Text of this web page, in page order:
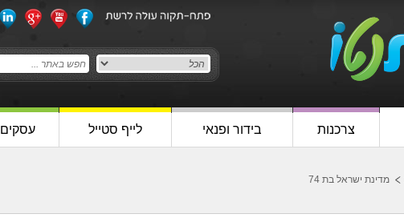
צרכנות בידור ופנאי לייף סטייל עסקים
מדינת ישראל בת 74